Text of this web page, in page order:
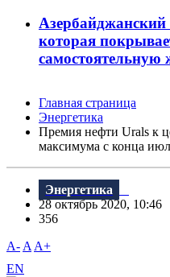
которая
самостоятельную
Главная страница
Энергетика
Премия нефти Urals к
максимума с конца
Энергетика
28 октябрь 2020, 10:46
356
A- A A+
EN